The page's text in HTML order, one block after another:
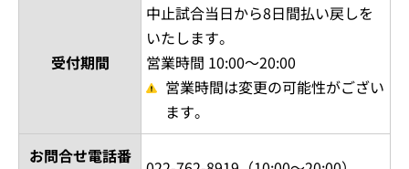
受付期間
中止試合当日から8日間払い戻しを
いたします。
営業時間 10:00～20:00
営業時間は変更の可能性がござい
ます。
お問合せ電話番